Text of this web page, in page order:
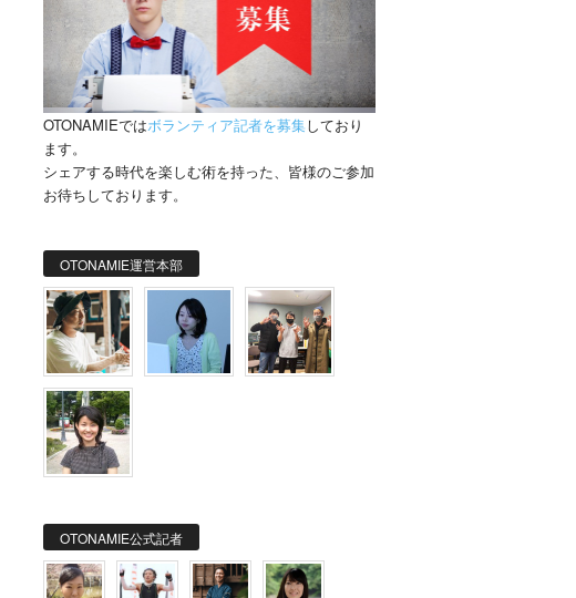
OTONAMIEではボランティア記者を募集しており
ます。
シェアする時代を楽しむ術を持った、皆様のご参加
お待ちしております。
OTONAMIE運営本部
OTONAMIE公式記者